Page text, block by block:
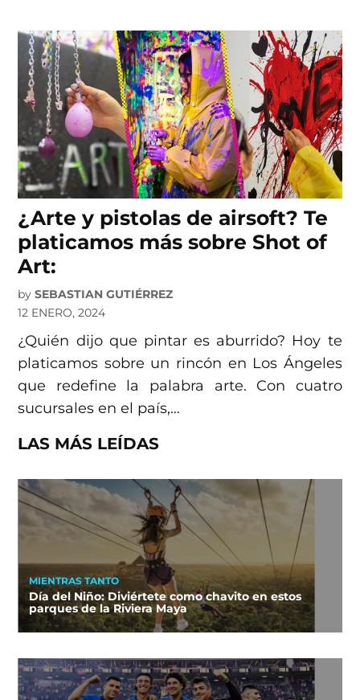
¿Arte y pistolas de airsoft? Te
platicamos más sobre Shot of
Art:
by SEBASTIAN GUTIÉRREZ
12 ENERO, 2024
¿Quién dijo que pintar es aburrido? Hoy te
platicamos sobre un rincón en Los Ángeles
que redefine la palabra arte. Con cuatro
sucursales en el país,…
LAS MÁS LEÍDAS
MIENTRAS TANTO
Día del Niño: Diviértete como chavito en estos
parques de la Riviera Maya